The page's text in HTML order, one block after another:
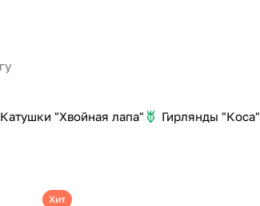
Катушки "Хвойная лапа" Гирлянды "Коса"
Хит